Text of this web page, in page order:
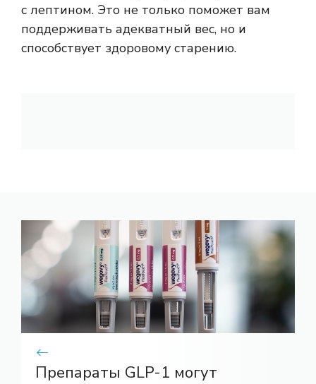
с лептином. Это не только поможет вам
поддерживать адекватный вес, но и
способствует здоровому старению.
Препараты GLP-1 могут